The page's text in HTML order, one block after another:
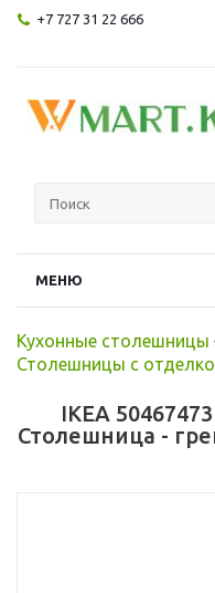
+7 727 31 22 666
МЕНЮ
Кухонные столешницы
Столешницы с
IKEA
Столешница -